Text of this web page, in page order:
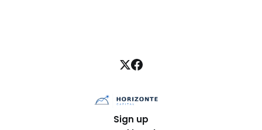
Sign up